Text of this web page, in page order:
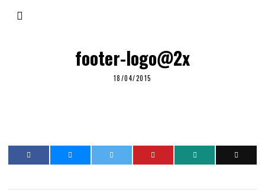
footer-logo@2x
18/04/2015